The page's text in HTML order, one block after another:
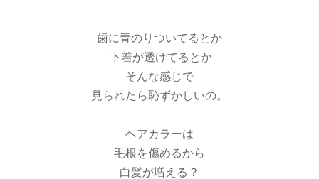
歯に青のりついてるとか
下着が透けてるとか
そんな感じで
見られたら恥ずかしいの。
ヘアカラーは
毛根を傷めるから
白髪が増える？